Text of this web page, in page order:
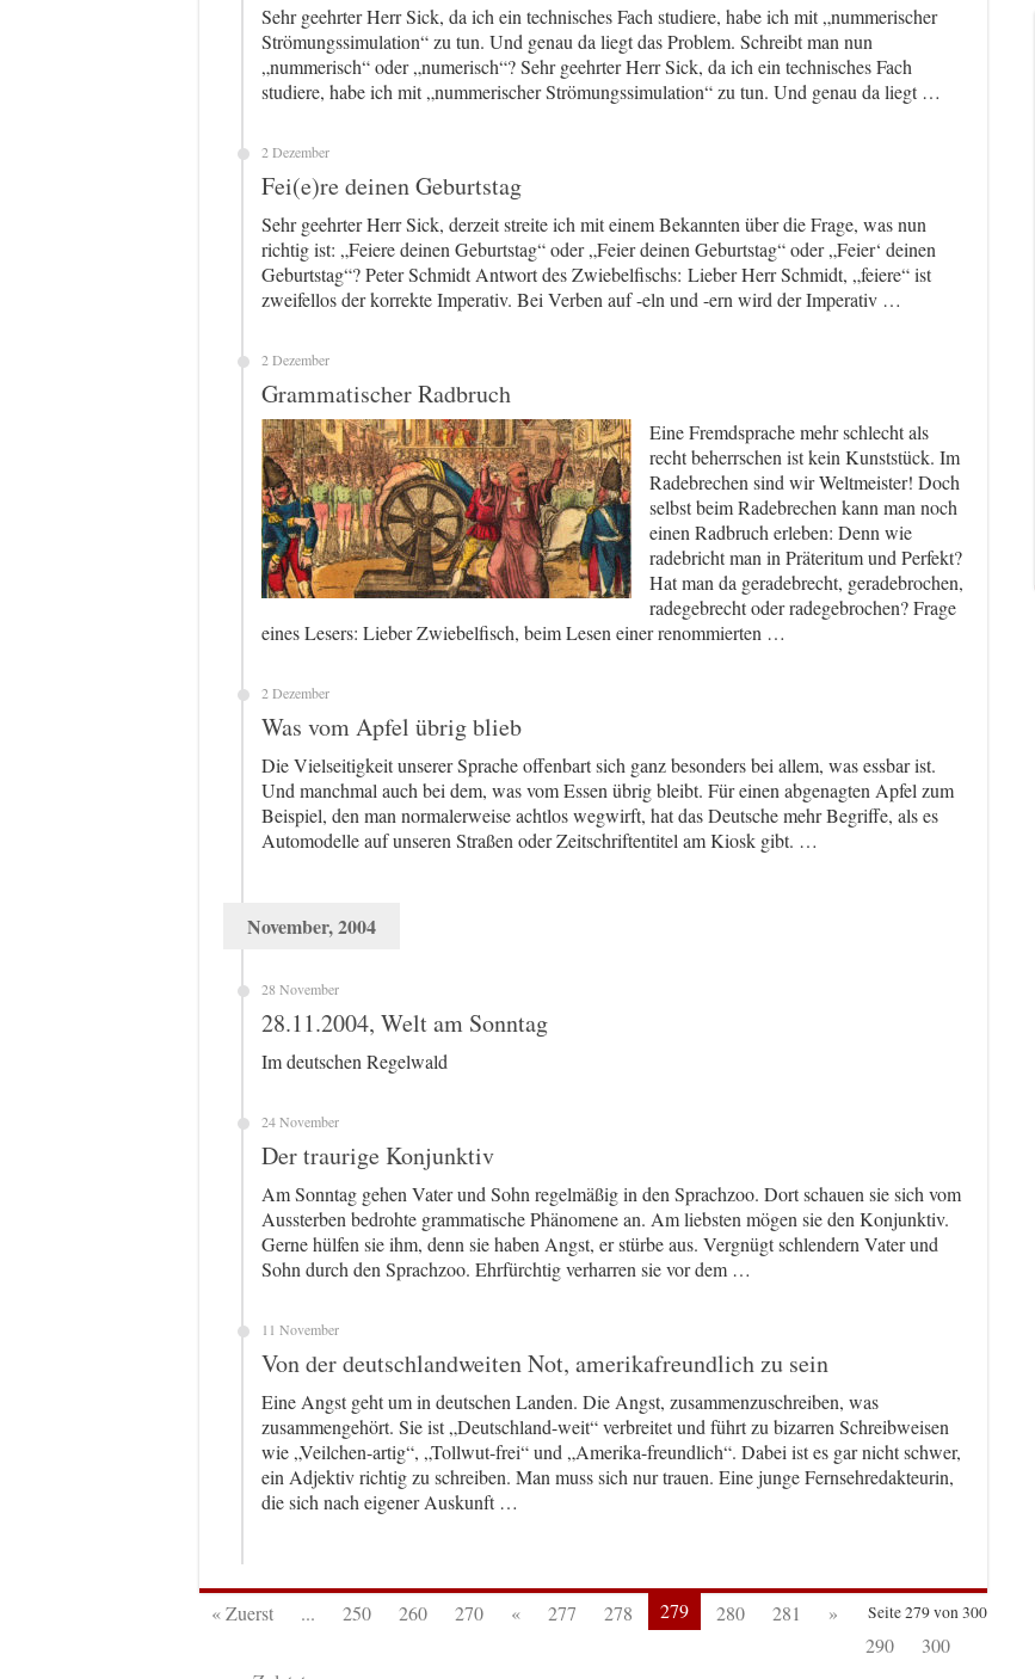
Sehr geehrter Herr Sick, da ich ein technisches Fach studiere, habe ich mit „nummerischer
Strömungssimulation“ zu tun. Und genau da liegt das Problem. Schreibt man nun
„nummerisch“ oder „numerisch“? Sehr geehrter Herr Sick, da ich ein technisches Fach
studiere, habe ich mit „nummerischer Strömungssimulation“ zu tun. Und genau da liegt …
2 Dezember
Fei(e)re deinen Geburtstag
Sehr geehrter Herr Sick, derzeit streite ich mit einem Bekannten über die Frage, was nun
richtig ist: „Feiere deinen Geburtstag“ oder „Feier deinen Geburtstag“ oder „Feier‘ deinen
Geburtstag“? Peter Schmidt Antwort des Zwiebelfischs: Lieber Herr Schmidt, „feiere“ ist
zweifellos der korrekte Imperativ. Bei Verben auf -eln und -ern wird der Imperativ …
2 Dezember
Grammatischer Radbruch
Eine Fremdsprache mehr schlecht als
recht beherrschen ist kein Kunststück. Im
Radebrechen sind wir Weltmeister! Doch
selbst beim Radebrechen kann man noch
einen Radbruch erleben: Denn wie
radebricht man in Präteritum und Perfekt?
Hat man da geradebrecht, geradebrochen,
radegebrecht oder radegebrochen? Frage
eines Lesers: Lieber Zwiebelfisch, beim Lesen einer renommierten …
2 Dezember
Was vom Apfel übrig blieb
Die Vielseitigkeit unserer Sprache offenbart sich ganz besonders bei allem, was essbar ist.
Und manchmal auch bei dem, was vom Essen übrig bleibt. Für einen abgenagten Apfel zum
Beispiel, den man normalerweise achtlos wegwirft, hat das Deutsche mehr Begriffe, als es
Automodelle auf unseren Straßen oder Zeitschriftentitel am Kiosk gibt. …
November, 2004
28 November
28.11.2004, Welt am Sonntag
Im deutschen Regelwald
24 November
Der traurige Konjunktiv
Am Sonntag gehen Vater und Sohn regelmäßig in den Sprachzoo. Dort schauen sie sich vom
Aussterben bedrohte grammatische Phänomene an. Am liebsten mögen sie den Konjunktiv.
Gerne hülfen sie ihm, denn sie haben Angst, er stürbe aus. Vergnügt schlendern Vater und
Sohn durch den Sprachzoo. Ehrfürchtig verharren sie vor dem …
11 November
Von der deutschlandweiten Not, amerikafreundlich zu sein
Eine Angst geht um in deutschen Landen. Die Angst, zusammenzuschreiben, was
zusammengehört. Sie ist „Deutschland-weit“ verbreitet und führt zu bizarren Schreibweisen
wie „Veilchen-artig“, „Tollwut-frei“ und „Amerika-freundlich“. Dabei ist es gar nicht schwer,
ein Adjektiv richtig zu schreiben. Man muss sich nur trauen. Eine junge Fernsehredakteurin,
die sich nach eigener Auskunft …
Seite 279 von 300
« Zuerst ... 250 260 270 « 277 278 279 280 281
»
290
300